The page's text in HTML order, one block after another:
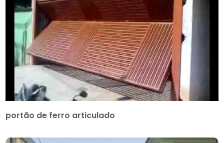
portão de ferro articulado